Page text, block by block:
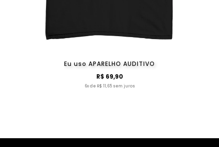
Eu uso APARELHO AUDITIVO
R$ 69,90
6x de R$ 11,65 sem juros